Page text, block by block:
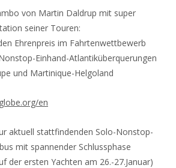
von Martin Daldrup mit super
seiner Touren:
Ehrenpreis im Fahrtenwettbewerb
Einhand-Atlantiküberquerungen
und Martinique-Helgoland
en
aktuell stattfindenden Solo-Nonstop-
mit spannender Schlussphase
der ersten Yachten am 26.-27.Januar)